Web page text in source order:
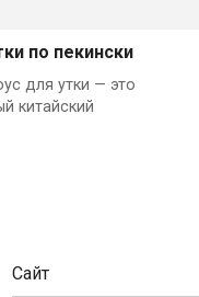
по пекински
для утки — это
китайский
Сайт